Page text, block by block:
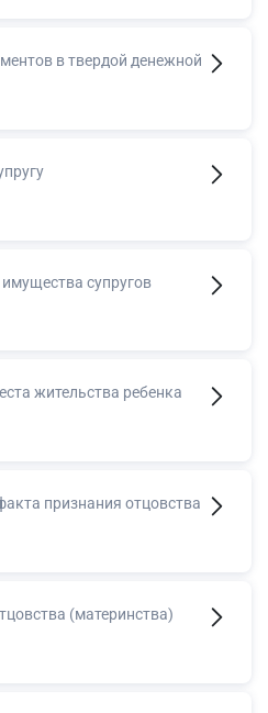
в твердой денежной
супругов
жительства ребенка
признания отцовства
(материнства)